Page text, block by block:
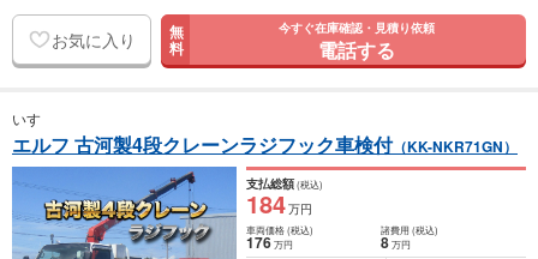
お気に入り 無
料
今すぐ在庫確認・見積り依頼
電話する
いすゞ
エルフ 古河製4段クレーンラジフック車検付（KK-NKR71GN）
支払総額(税込)
184万円
車両価格(税込)
176万円
諸費用 (税込)
8 万円